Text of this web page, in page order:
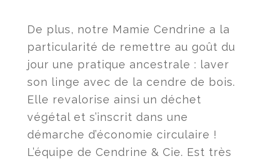
De plus, notre Mamie Cendrine a la
particularité de remettre au goût du
jour une pratique ancestrale : laver
son linge avec de la cendre de bois.
Elle revalorise ainsi un déchet
végétal et s’inscrit dans une
démarche d’économie circulaire !
L’équipe de Cendrine & Cie. Est très